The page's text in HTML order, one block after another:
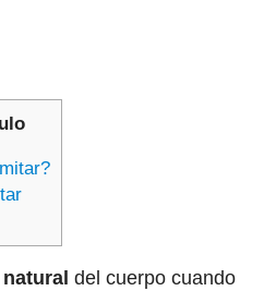
del cuerpo cuando